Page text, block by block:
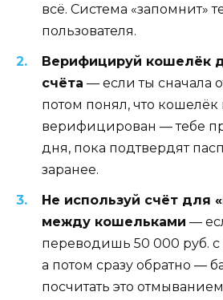
всё. Система «запомнит»
пользователя.
Верифицируй кошелёк
счёта — если ты сначала
потом понял, что кошелёк
верифицирован — тебе
дня, пока подтвердят
заранее.
Не используй счёт для
между кошельками —
переводишь 50 000 руб. с
а потом сразу обратно —
посчитать это